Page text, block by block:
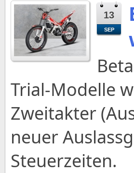
13
SEP
Trial-Modelle
Zweitakter
neuer
Steuerzeiten.